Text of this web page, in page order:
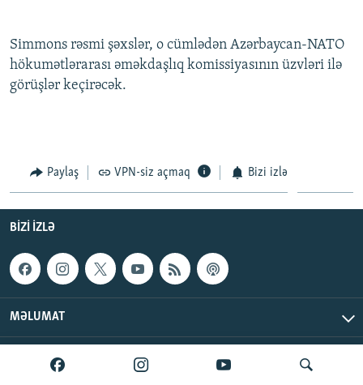
KARIKATURA
AZƏRBAYCAN ƏDƏBIYYATI KITABXANASI
İSLAM VƏ DEMOKRATIYA
İZ - MƏDƏNIYYƏT PROQRAMI
PEŞƏ ETIKASI VƏ JURNALISTIKA STANDARTLARIMIZ
MATERIALLARIMIZDAN ISTIFADƏ
XƏBƏR BÜLLETENLƏRIMIZ
BIZI IZLƏ
Simmons rəsmi şəxslər, o cümlədən Azərbaycan-NATO
hökumətlərarası əməkdaşlıq komissiyasının üzvləri ilə
görüşlər keçirəcək.
Paylaş VPN-siz açmaq Bizi izlə
BIZI IZLƏ
MƏLUMAT
AzadlıqRadiosu © 2026 Inc. | Bütün hüquqlar qorunur